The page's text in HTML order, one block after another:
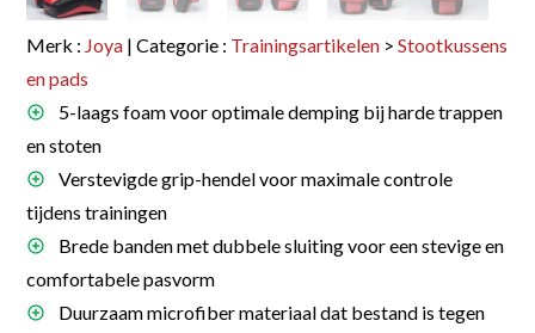
Merk : Joya | Categorie : Trainingsartikelen >Stootkussens
en pads
5-laags foam voor optimale demping bij harde trappen
en stoten
Verstevigde grip-hendel voor maximale controle
tijdens trainingen
Brede banden met dubbele sluiting voor een stevige en
comfortabele pasvorm
Duurzaam microfiber materiaal dat bestand is tegen